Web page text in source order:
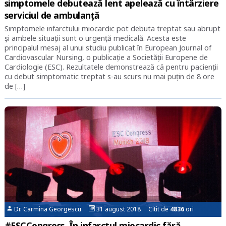
simptomele debutează lent apelează cu întârziere
serviciul de ambulanță
Simptomele infarctului miocardic pot debuta treptat sau abrupt
și ambele situații sunt o urgență medicală. Acesta este
principalul mesaj al unui studiu publicat în European Journal of
Cardiovascular Nursing, o publicație a Societății Europene de
Cardiologie (ESC). Rezultatele demonstrează că pentru pacienții
cu debut simptomatic treptat s-au scurs nu mai puțin de 8 ore
de […]
Dr. Carmina Georgescu 31 august 2018 Citit de 4836ori